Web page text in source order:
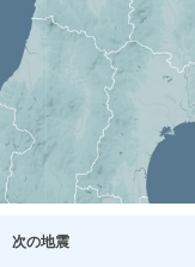
次の地震